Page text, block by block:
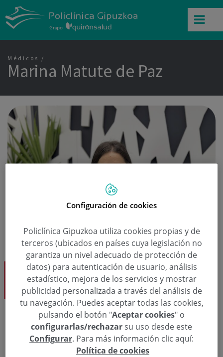
Médicos
Marina Matute de Paz
Dra. Marina Matute de Paz
Ginecología y Obstetricia
Solicita una cita
Configuración de cookies
Policlínica Gipuzkoa utiliza cookies propias y de
terceros (ubicados en países cuya legislación no
garantiza un nivel adecuado de protección de
datos) para autenticación de usuario, análisis
estadístico, mejora de los servicios y mostrar
publicidad personalizada a través del análisis de
tu navegación. Puedes aceptar todas las cookies,
pulsando el botón "Aceptar cookies" o
configurarlas/rechazarsu uso desde este
Configurar. Para más información clic aquí:
Política de cookies